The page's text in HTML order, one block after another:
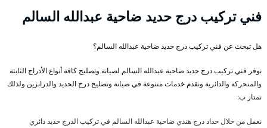
فني تركيب درج حديد ضاحية عبدالله السالم
هل تبحث عن فني تركيب درج حديد ضاحية عبدالله السالم؟
نوفر فني تركيب درج حديد ضاحية عبدالله السالم لصيانة وتصليح كافة أنواع الأدراج الثابتة
والمتحركة والدائرية ونقدم خدمات متنوعة في صيانة وتصليح درج الحديد والدرابزين ولذلك
نمتاز ب:
نعمل من خلال حداد درج هندي ضاحية عبدالله السالم في تركيب الدرج حديد دائري